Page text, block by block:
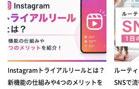
Instagramトライアルリールとは？
新機能の仕組みや4つのメリットを
ルーテ
SNSで